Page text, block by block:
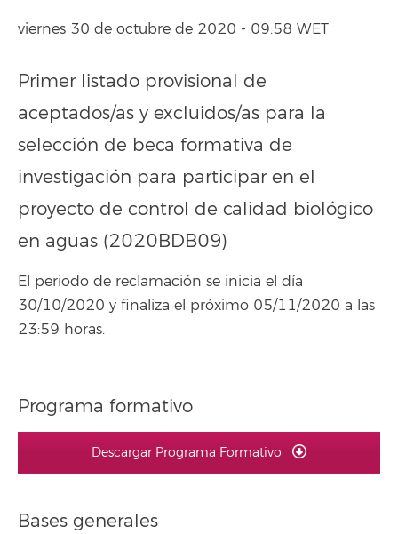
viernes 30 de octubre de 2020 - 09:58 WET
Primer listado provisional de
aceptados/as y excluidos/as para la
selección de beca formativa de
investigación para participar en el
proyecto de control de calidad biológico
en aguas (2020BDB09)
El periodo de reclamación se inicia el día
30/10/2020 y finaliza el próximo 05/11/2020 a las
23:59 horas.
Programa formativo
Descargar Programa Formativo
Bases generales